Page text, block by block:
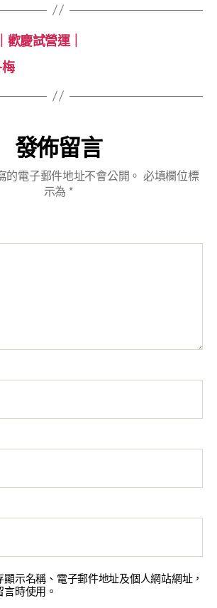
荷〉
歡慶試營運｜
發佈留言
的電子郵件地址不會公開。 必填欄位標
示為 *
顯示名稱、電子郵件地址及個人網站網址，
時使用。